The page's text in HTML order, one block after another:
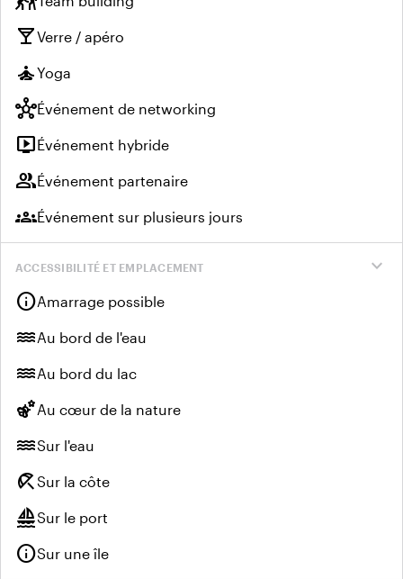
local_barVerre / apéro
self_improvementYoga
hubÉvénement de networking
live_tvÉvénement hybride
groupÉvénement partenaire
groupsÉvénement sur plusieurs jours
expand_more
ACCESSIBILITÉ ET EMPLACEMENT
infoAmarrage possible
waterAu bord de l'eau
waterAu bord du lac
emoji_natureAu cœur de la nature
waterSur l'eau
beach_accessSur la côte
sailingSur le port
infoSur une île